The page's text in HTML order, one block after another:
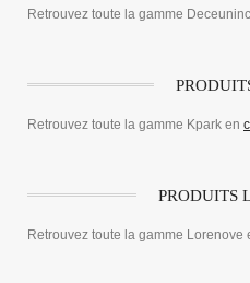
Retrouvez toute la gamme
Retrouvez toute la gamme Kpark en
PRODUITS
Retrouvez toute la gamme Lorenove